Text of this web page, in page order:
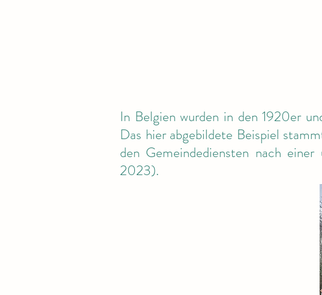
In Belgien wurden in den 1920er
Das hier abgebildete Beispiel
den Gemeindediensten nach
2023).